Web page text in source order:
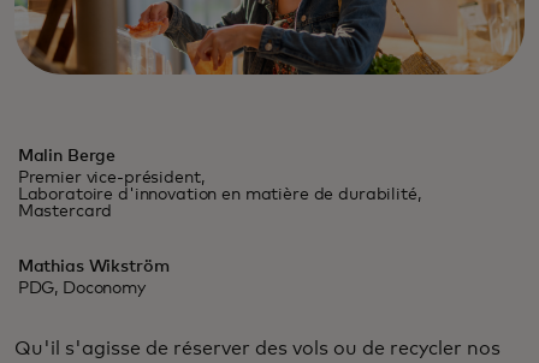
Malin Berge
Premier vice-président,
Laboratoire d'innovation en matière de durabilité,
Mastercard
Mathias Wikström
PDG, Doconomy
Qu'il s'agisse de réserver des vols ou de recycler nos